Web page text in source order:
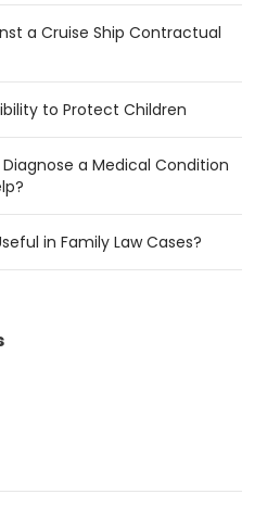
a Cruise Ship Contractual
to Protect Children
Diagnose a Medical Condition
in Family Law Cases?